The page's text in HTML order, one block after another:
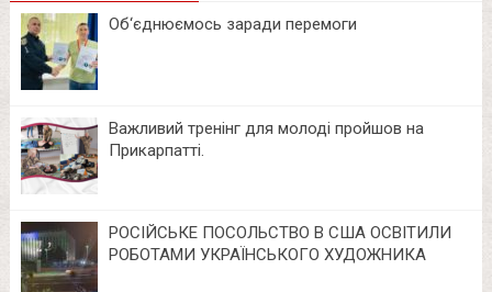
Об‘єднюємось заради перемоги
Важливий тренінг для молоді пройшов на
Прикарпатті.
РОСІЙСЬКЕ ПОСОЛЬСТВО В США ОСВІТИЛИ
РОБОТАМИ УКРАЇНСЬКОГО ХУДОЖНИКА